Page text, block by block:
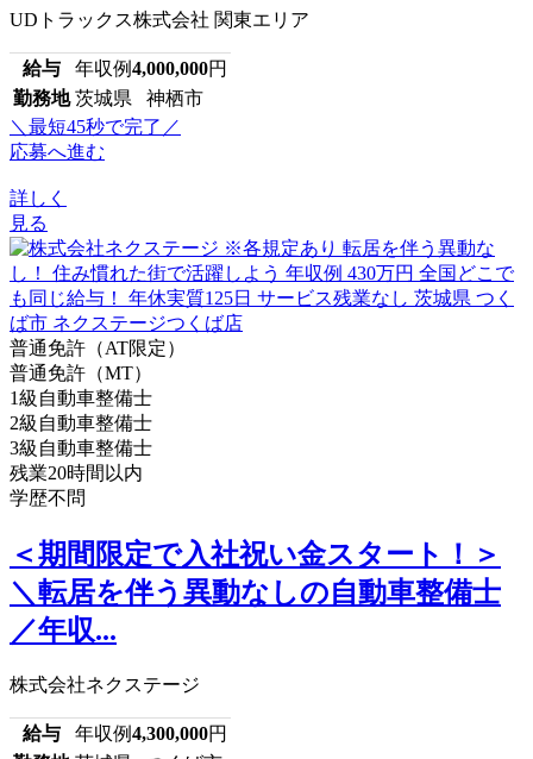
UDトラックス株式会社 関東エリア
給与 年収例4,000,000円
勤務地 茨城県 神栖市
＼最短45秒で完了／
応募へ進む
詳しく
見る
普通免許（AT限定）
普通免許（MT）
1級自動車整備士
2級自動車整備士
3級自動車整備士
残業20時間以内
学歴不問
＜期間限定で入社祝い金スタート！＞
＼転居を伴う異動なしの自動車整備士
／年収...
株式会社ネクステージ
給与 年収例4,300,000円